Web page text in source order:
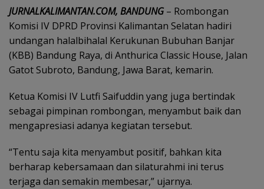
JURNALKALIMANTAN.COM, BANDUNG– Rombongan
Komisi IV DPRD Provinsi Kalimantan Selatan hadiri
undangan halalbihalal Kerukunan Bubuhan Banjar
(KBB) Bandung Raya, di Anthurica Classic House, Jalan
Gatot Subroto, Bandung, Jawa Barat, kemarin.
Ketua Komisi IV Lutfi Saifuddin yang juga bertindak
sebagai pimpinan rombongan, menyambut baik dan
mengapresiasi adanya kegiatan tersebut.
“Tentu saja kita menyambut positif, bahkan kita
berharap kebersamaan dan silaturahmi ini terus
terjaga dan semakin membesar,” ujarnya.